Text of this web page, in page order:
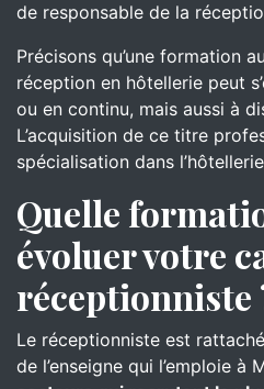
de responsable de la
Précisons qu’une formation
réception en hôtellerie peut
ou en continu, mais aussi à
L’acquisition de ce titre
spécialisation dans
Quelle
évoluer votre
réceptionniste
Le réceptionniste est
de l’enseigne qui l’emploie à